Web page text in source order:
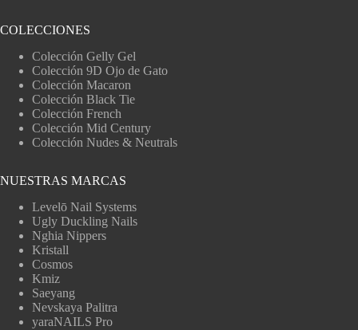
COLECCIONES
Colección Gelly Gel
Colección 9D Ojo de Gato
Colección Macaron
Colección Black Tie
Colección French
Colección Mid Century
Colección Nudes & Neutrals
NUESTRAS MARCAS
Levelō Nail Systems
Ugly Duckling Nails
Nghia Nippers
Kristall
Cosmos
Kmiz
Saeyang
Nevskaya Palitra
yaraNAILS Pro